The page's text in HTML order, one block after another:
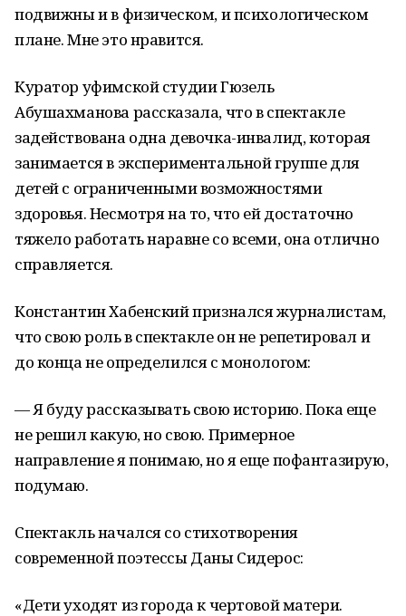
подвижны и в физическом, и психологическом
плане. Мне это нравится.
Куратор уфимской студии Гюзель
Абушахманова рассказала, что в спектакле
задействована одна девочка-инвалид, которая
занимается в экспериментальной группе для
детей с ограниченными возможностями
здоровья. Несмотря на то, что ей достаточно
тяжело работать наравне со всеми, она отлично
справляется.
Константин Хабенский признался журналистам,
что свою роль в спектакле он не репетировал и
до конца не определился с монологом:
— Я буду рассказывать свою историю. Пока еще
не решил какую, но свою. Примерное
направление я понимаю, но я еще пофантазирую,
подумаю.
Спектакль начался со стихотворения
современной поэтессы Даны Сидерос:
«Дети уходят из города к чертовой матери.